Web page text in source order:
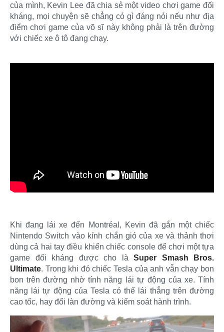
của mình, Kevin Lee đã chia sẻ một video chơi game đối
kháng, mọi chuyện sẽ chẳng có gì đáng nói nếu như địa
điểm chơi game của võ sĩ này không phải là trên đường
với chiếc xe ô tô đang chạy.
Khi đang lái xe đến Montréal, Kevin đã gắn một chiếc
Nintendo Switch vào kính chắn gió của xe và thảnh thơi
dùng cả hai tay điều khiển chiếc console để chơi một tựa
game đối kháng được cho là Super Smash Bros.
Ultimate. Trong khi đó chiếc Tesla của anh vẫn chạy bon
bon trên đường nhờ tính năng lái tự động của xe. Tính
năng lái tự động của Tesla có thể lái thẳng trên đường
cao tốc, hay đổi làn đường và kiểm soát hành trình.​